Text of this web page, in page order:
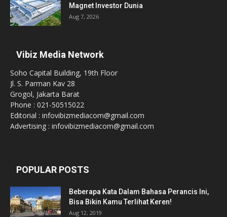
Magnet Investor Dunia
Aug 7, 2026
Vibiz Media Network
Soho Capital Building, 19th Floor
Jl. S. Parman Kav 28
Grogol, Jakarta Barat
Phone : 021-50515022
Editorial : infovibizmediacom@gmail.com
Advertising : infovibizmediacom@gmail.com
POPULAR POSTS
Beberapa Kata Dalam Bahasa Perancis Ini,
Bisa Bikin Kamu Terlihat Keren!
Aug 12, 2019